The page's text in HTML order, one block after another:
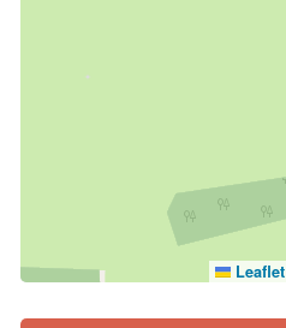
Leaflet